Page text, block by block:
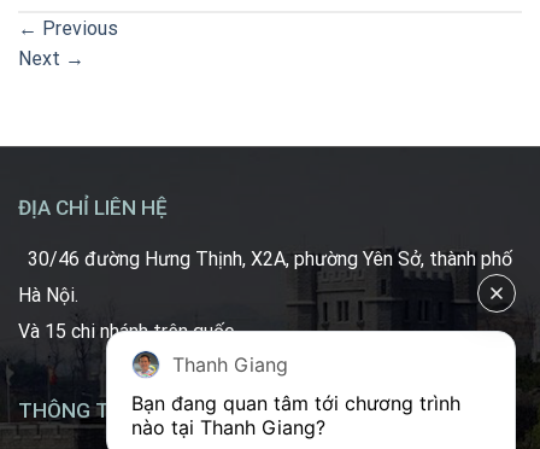
← Previous
Next →
ĐỊA CHỈ LIÊN HỆ
30/46 đường Hưng Thịnh, X2A, phường Yên Sở, thành phố
Hà Nội.
Và 15 chi nhánh trên quốc.
THÔNG TIN LIÊN HỆ
Thanh Giang
Bạn đang quan tâm tới chương trình
nào tại Thanh Giang?